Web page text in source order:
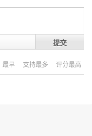
提交
最早 支持最多 评分最高